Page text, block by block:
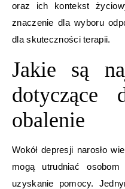
oraz ich kontekst
znaczenie dla wyboru
dla skuteczności terapii.
Jakie są
obalenie
Wokół depresji narosło
mogą utrudniać
uzyskanie pomocy.